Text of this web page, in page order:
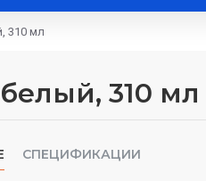
310 мл
310 мл
СПЕЦИФИКАЦИИ